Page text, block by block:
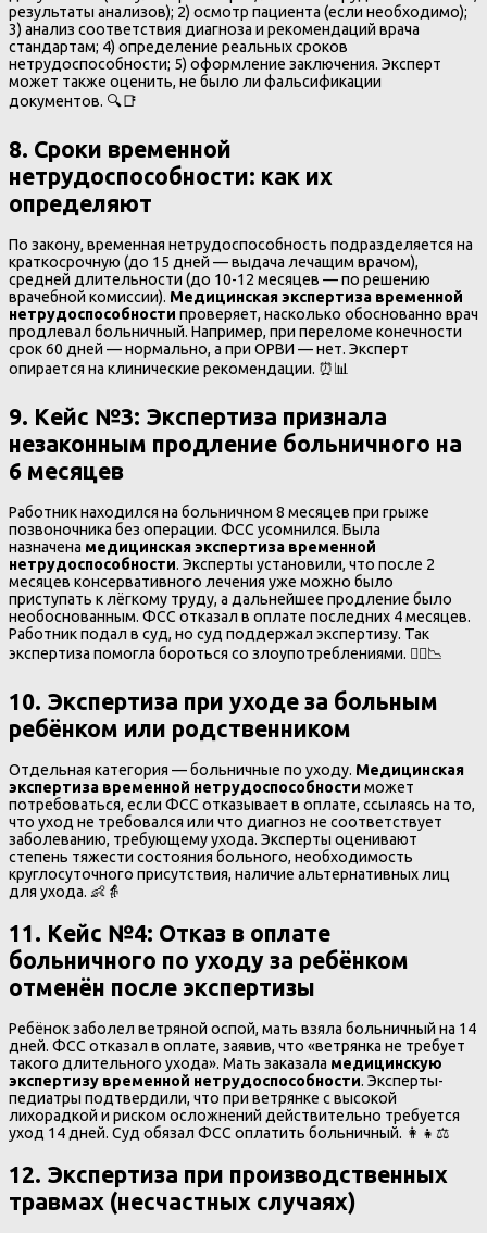
результаты анализов); 2) осмотр пациента (если необходимо);
3) анализ соответствия диагноза и рекомендаций врача
стандартам; 4) определение реальных сроков
нетрудоспособности; 5) оформление заключения. Эксперт
может также оценить, не было ли фальсификации
документов. 🔍📑
8. Сроки временной
нетрудоспособности: как их
определяют
По закону, временная нетрудоспособность подразделяется на
краткосрочную (до 15 дней — выдача лечащим врачом),
средней длительности (до 10-12 месяцев — по решению
врачебной комиссии). Медицинская экспертиза временной
нетрудоспособности проверяет, насколько обоснованно врач
продлевал больничный. Например, при переломе конечности
срок 60 дней — нормально, а при ОРВИ — нет. Эксперт
опирается на клинические рекомендации. ⏰📊
9. Кейс №3: Экспертиза признала
незаконным продление больничного на
6 месяцев
Работник находился на больничном 8 месяцев при грыже
позвоночника без операции. ФСС усомнился. Была
назначена медицинская экспертиза временной
нетрудоспособности. Эксперты установили, что после 2
месяцев консервативного лечения уже можно было
приступать к лёгкому труду, а дальнейшее продление было
необоснованным. ФСС отказал в оплате последних 4 месяцев.
Работник подал в суд, но суд поддержал экспертизу. Так
экспертиза помогла бороться со злоупотреблениями. 🧑‍⚕️📉
10. Экспертиза при уходе за больным
ребёнком или родственником
Отдельная категория — больничные по уходу. Медицинская
экспертиза временной нетрудоспособности может
потребоваться, если ФСС отказывает в оплате, ссылаясь на то,
что уход не требовался или что диагноз не соответствует
заболеванию, требующему ухода. Эксперты оценивают
степень тяжести состояния больного, необходимость
круглосуточного присутствия, наличие альтернативных лиц
для ухода. 👶👵
11. Кейс №4: Отказ в оплате
больничного по уходу за ребёнком
отменён после экспертизы
Ребёнок заболел ветряной оспой, мать взяла больничный на 14
дней. ФСС отказал в оплате, заявив, что «ветрянка не требует
такого длительного ухода». Мать заказала медицинскую
экспертизу временной нетрудоспособности. Эксперты-
педиатры подтвердили, что при ветрянке с высокой
лихорадкой и риском осложнений действительно требуется
уход 14 дней. Суд обязал ФСС оплатить больничный. 👩‍👧⚖️
12. Экспертиза при производственных
травмах (несчастных случаях)